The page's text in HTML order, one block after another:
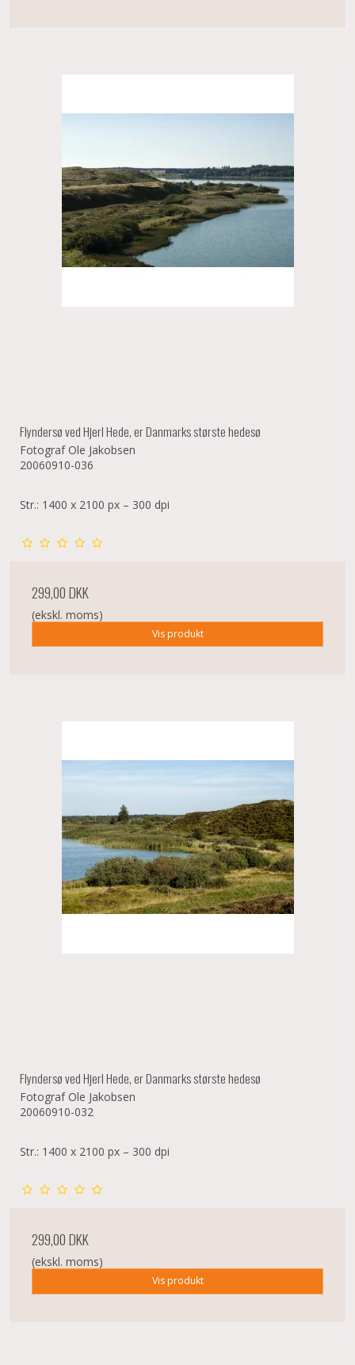
Flyndersø ved Hjerl Hede, er Danmarks største hedesø
Fotograf Ole Jakobsen
20060910-036
Str.: 1400 x 2100 px – 300 dpi
299,00 DKK
(ekskl. moms)
Vis produkt
Flyndersø ved Hjerl Hede, er Danmarks største hedesø
Fotograf Ole Jakobsen
20060910-032
Str.: 1400 x 2100 px – 300 dpi
299,00 DKK
(ekskl. moms)
Vis produkt